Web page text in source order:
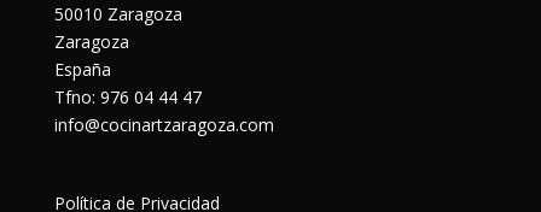
50010 Zaragoza
Zaragoza
España
Tfno: 976 04 44 47
info@cocinartzaragoza.com
Política de Privacidad